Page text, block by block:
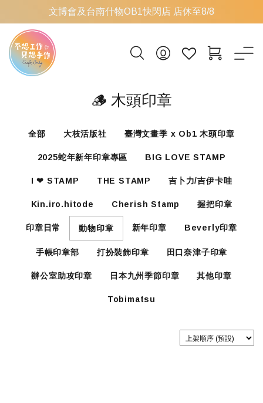
文博會及台南什物OB1快閃店 店休至8/8
🪵 木頭印章
全部 大枝活版社 臺灣文畫季 x Ob1 木頭印章
2025蛇年新年印章專區 BIG LOVE STAMP
I ❤ STAMP THE STAMP 吉卜力/吉伊卡哇
Kin.iro.hitode Cherish Stamp 握把印章
印章日常 動物印章 新年印章 Beverly印章
手帳印章部 打扮裝飾印章 田口奈津子印章
辦公室助攻印章 日本九州季節印章 其他印章
Tobimatsu